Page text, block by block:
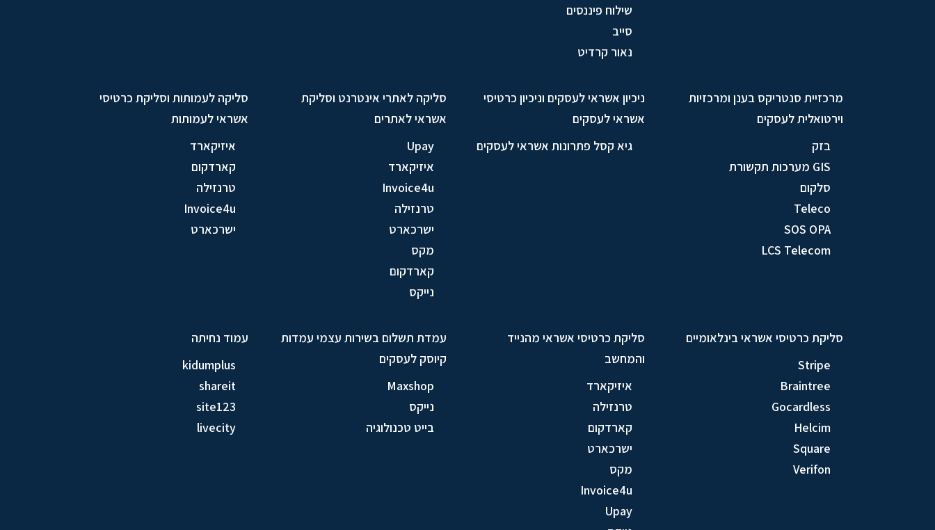
שילוח פיננסים
סייב
נאור קרדיט
מרכזיית סנטריקס בענן ומרכזיות
וירטואלית לעסקים
בזק
GIS מערכות תקשורת
סלקום
Teleco
SOS OPA
LCS Telecom
ניכיון אשראי לעסקים וניכיון כרטיסי
אשראי לעסקים
גיא קסל פתרונות אשראי לעסקים
סליקה לאתרי אינטרנט וסליקת
אשראי לאתרים
Upay
איזיקארד
Invoice4u
טרנזילה
ישרכארט
מקס
קארדקום
נייקס
סליקה לעמותות וסליקת כרטיסי
אשראי לעמותות
איזיקארד
קארדקום
טרנזילה
Invoice4u
ישרכארט
סליקת כרטיסי אשראי בינלאומיים
Stripe
Braintree
Gocardless
Helcim
Square
Verifon
סליקת כרטיסי אשראי מהנייד
והמחשב
איזיקארד
טרנזילה
קארדקום
ישרכארט
מקס
Invoice4u
Upay
עמדת תשלום בשירות עצמי עמדות
קיוסק לעסקים
Maxshop
נייקס
בייט טכנולוגיה
עמוד נחיתה
kidumplus
shareit
site123
livecity